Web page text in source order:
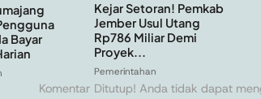
Bayar
Kejar Setoran! Pemkab
Jember Usul Utang
Rp786 Miliar Demi
Proyek...
Pemerintahan
Komentar Ditutup! Anda tidak dapat